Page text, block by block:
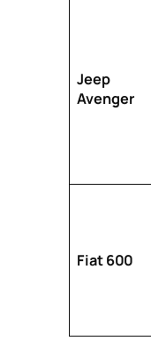
Jeep
Avenger
Fiat 600